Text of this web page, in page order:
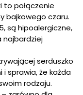
to połączenie
bajkowego czaru.
są hipoalergiczne,
najbardziej
serduszko
i sprawia, że każda
rodzaju.